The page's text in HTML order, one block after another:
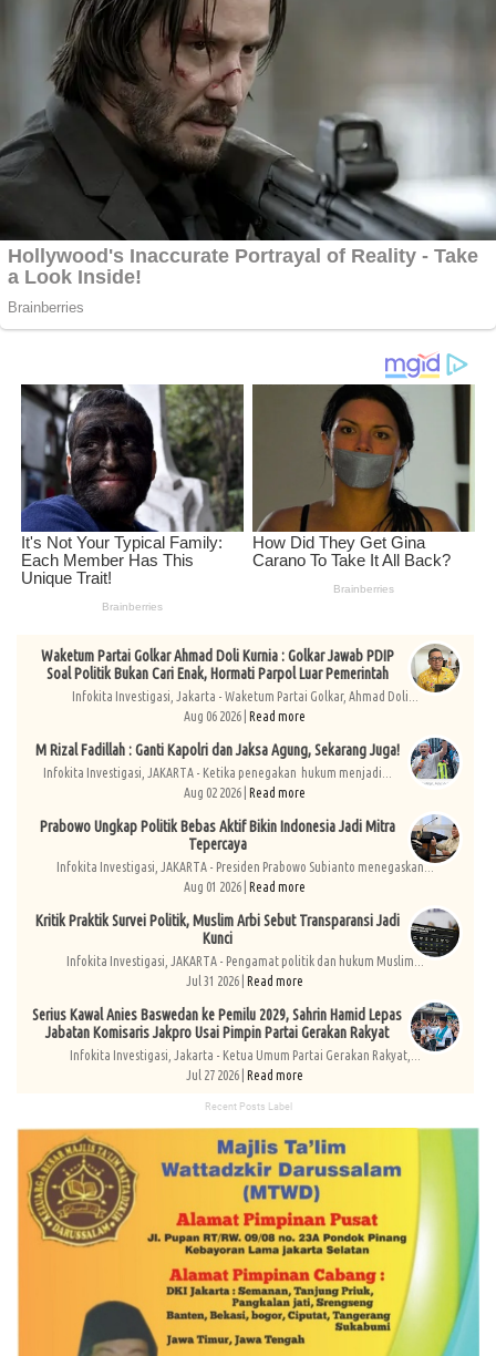
Waketum Partai Golkar Ahmad Doli Kurnia : Golkar Jawab PDIP
Soal Politik Bukan Cari Enak, Hormati Parpol Luar Pemerintah
Infokita Investigasi, Jakarta - Waketum Partai Golkar, Ahmad Doli...
Aug 06 2026 | Read more
M Rizal Fadillah : Ganti Kapolri dan Jaksa Agung, Sekarang Juga!
Infokita Investigasi, JAKARTA - Ketika penegakan hukum menjadi...
Aug 02 2026 | Read more
Prabowo Ungkap Politik Bebas Aktif Bikin Indonesia Jadi Mitra
Tepercaya
Infokita Investigasi, JAKARTA - Presiden Prabowo Subianto menegaskan...
Aug 01 2026 | Read more
Kritik Praktik Survei Politik, Muslim Arbi Sebut Transparansi Jadi
Kunci
Infokita Investigasi, JAKARTA - Pengamat politik dan hukum Muslim...
Jul 31 2026 | Read more
Serius Kawal Anies Baswedan ke Pemilu 2029, Sahrin Hamid Lepas
Jabatan Komisaris Jakpro Usai Pimpin Partai Gerakan Rakyat
Infokita Investigasi, Jakarta - Ketua Umum Partai Gerakan Rakyat,...
Jul 27 2026 | Read more
Recent Posts Label